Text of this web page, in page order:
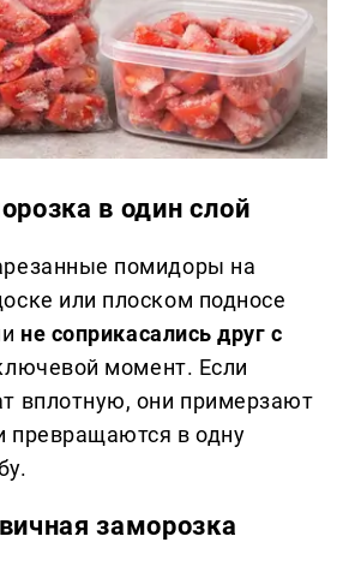
в один слой
помидоры на
или плоском подносе
не соприкасались друг с
момент. Если
вплотную, они примерзают
превращаются в одну
заморозка